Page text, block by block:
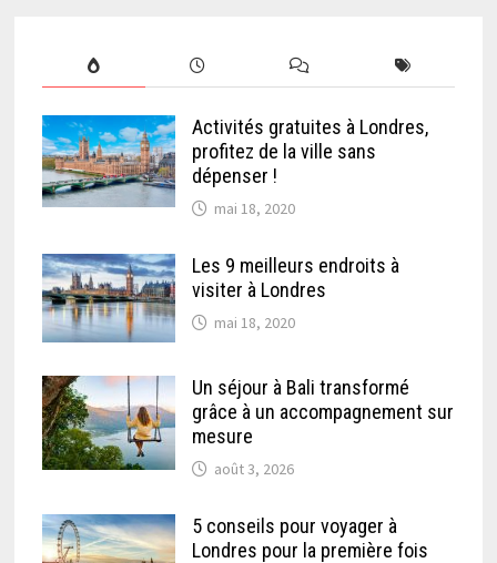
Activités gratuites à Londres,
profitez de la ville sans
dépenser !
mai 18, 2020
Les 9 meilleurs endroits à
visiter à Londres
mai 18, 2020
Un séjour à Bali transformé
grâce à un accompagnement sur
mesure
août 3, 2026
5 conseils pour voyager à
Londres pour la première fois